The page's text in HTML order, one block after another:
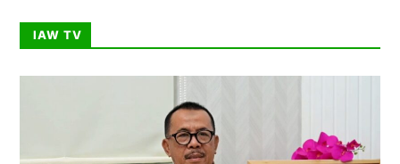
IAW TV